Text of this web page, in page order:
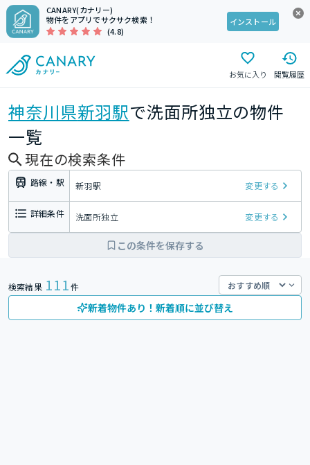
CANARY(カナリー)
物件をアプリでサクサク検索！
(4.8)
インストール
お気に入り 閲覧履歴
神奈川県新羽駅で洗面所独立の物件
一覧
現在の検索条件
路線・駅 新羽駅 変更する
詳細条件 洗面所独立 変更する
この条件を保存する
検索結果 111件
新着物件あり！新着順に並び替え